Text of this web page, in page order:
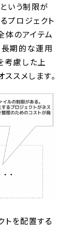
いう制限が
プロジェクト
体のアイテム
期的な運用
考慮した上
スメします。
を配置する